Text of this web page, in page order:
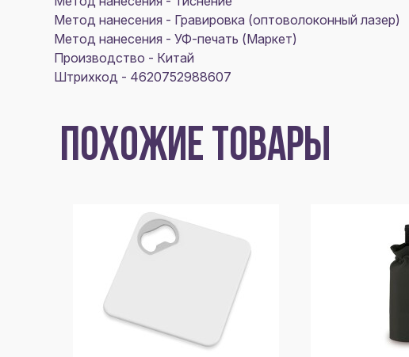
Метод нанесения - Гравировка (оптоволоконный лазер)
Метод нанесения - УФ-печать (Маркет)
Производство - Китай
Штрихкод - 4620752988607
ПОХОЖИЕ ТОВАРЫ